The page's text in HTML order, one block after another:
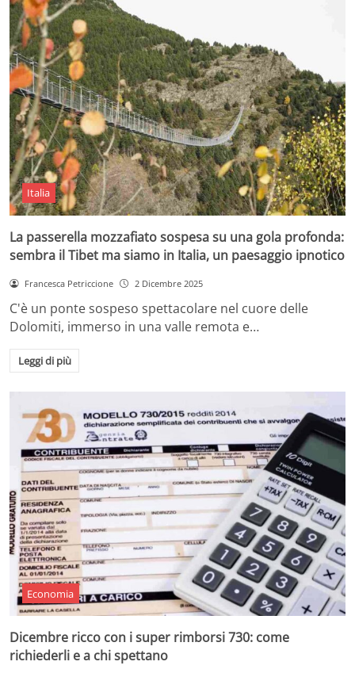
Italia
La passerella mozzafiato sospesa su una gola profonda:
sembra il Tibet ma siamo in Italia, un paesaggio ipnotico
Francesca Petriccione 2 Dicembre 2025
C'è un ponte sospeso spettacolare nel cuore delle
Dolomiti, immerso in una valle remota e…
Leggi di più
Economia
Dicembre ricco con i super rimborsi 730: come
richiederli e a chi spettano